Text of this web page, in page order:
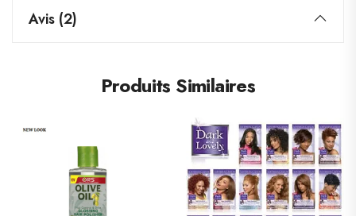
Avis (2)
Produits Similaires